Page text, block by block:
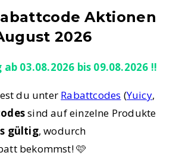
Aktionen
2026
03.08.2026 bis 09.08.2026 !!
du unter Rabattcodes (Yuicy,
sind auf einzelne Produkte
gültig, wodurch
bekommst! 🩷